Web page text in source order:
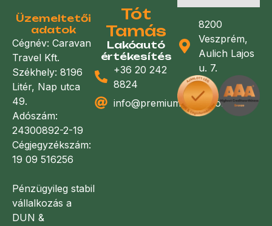
Üzemeltetői
adatok
Cégnév: Caravan
Travel Kft.
Székhely: 8196
Litér, Nap utca
49.
Adószám:
24300892-2-19
Cégjegyzékszám:
19 09 516256
Pénzügyileg stabil
vállalkozás a
DUN &
Tót
Tamás
Lakóautó
értékesítés
+36 20 242
8824
info@premiumlakoauto.hu
8200
Veszprém,
Aulich Lajos
u. 7.